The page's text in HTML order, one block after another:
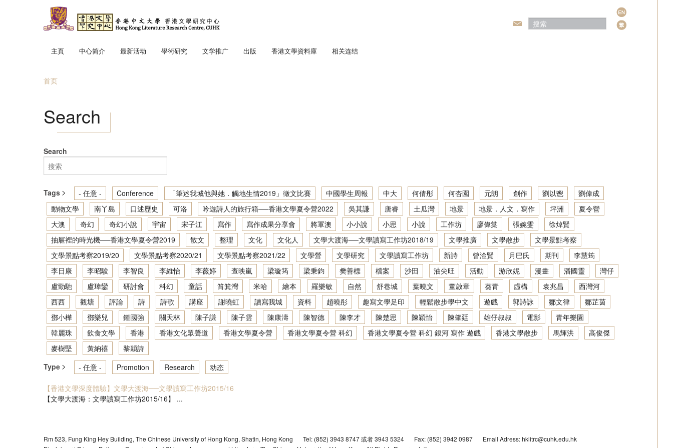
语
主頁
中心简介
最新活动 學術研究
文学推广
地景．人文．寫作：中學生社區文學導覽繪本創作集
地景．人文．寫作：中學生社區文學導覽資料及創作集
地景．人文．寫作：創意寫作坊2021／22
地景．人文．寫作：創意寫作坊2022／23
地景．人文．寫作：繪本製作班2022／23
筆述我城他與她：初中學生文學景點考察2018／19
寫作成果分享會 2015/16
讀寫我城：初中學生文學景點考察 2015/16
文學大渡海──文學讀寫網上工作坊2021/22
香港文學深度體驗：文學景點考察2020/21
文學大渡海──文學讀寫網上工作坊2020/21
香港文學深度體驗：文學景點考察2019/20
文學大渡海──文學讀寫網上工作坊2019/20
香港文學深度體驗：文學景點考察2018/19
文學大渡海──文學讀寫工作坊2018/19
文學景點考察2016/17
出版
香港文學資料庫 相关连结
当前位置
首页
Search
Search
Tags - 任意 - Conference 「筆述我城他與她．觸地生情2019」徵文比賽 中國學生周報 中大 何倩彤 何杏園 元朗 創作 劉以鬯
劉偉成
動物文學
南丫島 口述歷史 可洛 吟遊詩人的旅行箱──香港文學夏令營2022 吳其謙 唐睿 土瓜灣 地景 地景．人文．寫作 坪洲
夏令營
大澳
奇幻 奇幻小說 宇宙 宋子江 寫作 寫作成果分享會 將軍澳 小小說 小思 小說 工作坊 廖偉棠 張婉雯
徐焯賢
抽屜裡的時光機──香港文學夏令營2019
散文 整理 文化 文化人 文學大渡海──文學讀寫工作坊2018/19 文學推廣 文學散步
文學景點考察
文學景點考察2019/20
文學景點考察2020/21 文學景點考察2021/22 文學營 文學研究 文學讀寫工作坊 新詩 曾淦賢 月巴氏 期刊
李慧筠
李日康
李昭駿 李智良 李維怡 李薇婷 查映嵐 梁璇筠 梁秉鈞 樊善標 檔案 沙田 油尖旺 活動 游欣妮 漫畫 潘國靈
灣仔
盧勁馳
盧瑋鑾 研討會 科幻 童話 筲箕灣 米哈 繪本 羅樂敏 自然 舒巷城 葉曉文 董啟章 葵青 虛構 袁兆昌
西灣河
西西
觀塘 評論 詩 詩歌 講座 謝曉虹 讀寫我城 資料 趙曉彤 趣寫文學足印 輕鬆散步學中文 遊戲 郭詩詠 鄒文律
鄒芷茵
鄧小樺
鄧樂兒 鍾國強 關天林 陳子謙 陳子雲 陳康濤 陳智德 陳李才 陳楚思 陳穎怡 陳肇廷 雄仔叔叔 電影
青年樂園
韓麗珠
飲食文學 香港 香港文化眾聲道 香港文學夏令營 香港文學夏令營 科幻 香港文學夏令營 科幻 銀河 寫作 遊戲 香港文學散步 馬輝洪
高俊傑
麥樹堅
黃納禧
黎穎詩
Type
- 任意 - Promotion Research 动态
【香港文學深度體驗】文學大渡海──文學讀寫工作坊2015/16
【文學大渡海：文學讀寫工作坊2015/16】 ...
Rm 523, Fung King Hey Building, The Chinese University of Hong Kong, Shatin, Hong Kong Tel: (852) 3943 8747 或者 3943 5324 Fax: (852) 3942 0987
Email Adress: hklitrc@cuhk.edu.hk